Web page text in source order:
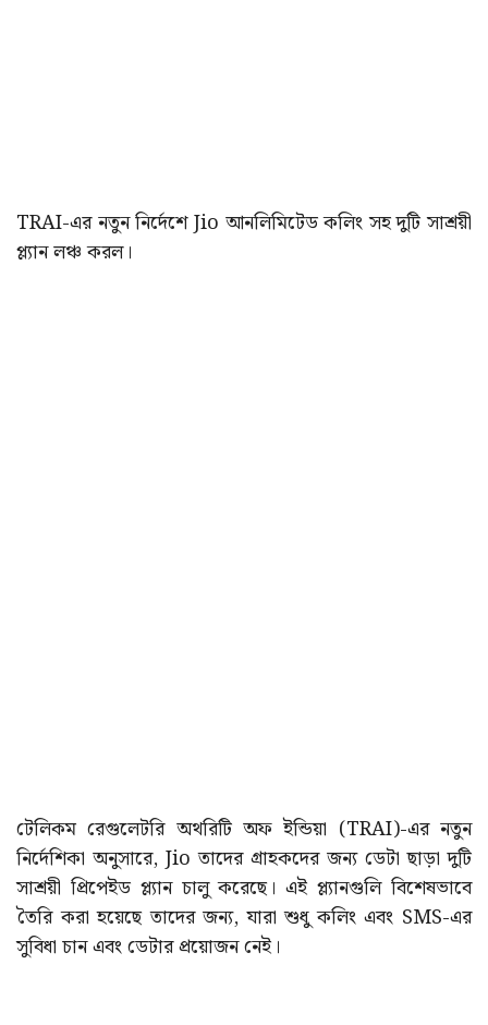
TRAI-এর নতুন নির্দেশে Jio আনলিমিটেড কলিং সহ দুটি সাশ্রয়ী
প্ল্যান লঞ্চ করল।
টেলিকম রেগুলেটরি অথরিটি অফ ইন্ডিয়া (TRAI)-এর নতুন
নির্দেশিকা অনুসারে, Jio তাদের গ্রাহকদের জন্য ডেটা ছাড়া দুটি
সাশ্রয়ী প্রিপেইড প্ল্যান চালু করেছে। এই প্ল্যানগুলি বিশেষভাবে
তৈরি করা হয়েছে তাদের জন্য, যারা শুধু কলিং এবং SMS-এর
সুবিধা চান এবং ডেটার প্রয়োজন নেই।